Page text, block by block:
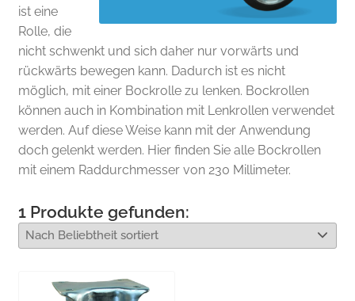
ist eine
Rolle, die
nicht schwenkt und sich daher nur vorwärts und
rückwärts bewegen kann. Dadurch ist es nicht
möglich, mit einer Bockrolle zu lenken. Bockrollen
können auch in Kombination mit Lenkrollen verwendet
werden. Auf diese Weise kann mit der Anwendung
doch gelenkt werden. Hier finden Sie alle Bockrollen
mit einem Raddurchmesser von 230 Millimeter.
1Produkte gefunden: